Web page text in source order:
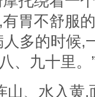
胃不舒服
多的时候,
、九十里。
山、水入黄